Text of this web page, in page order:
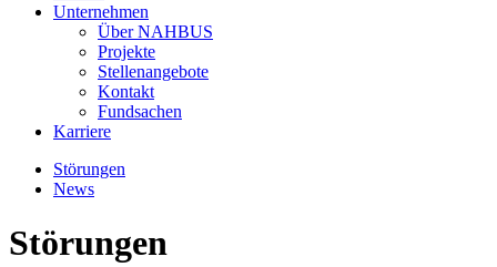
Unternehmen
Über NAHBUS
Projekte
Stellenangebote
Kontakt
Fundsachen
Karriere
Störungen
News
Störungen